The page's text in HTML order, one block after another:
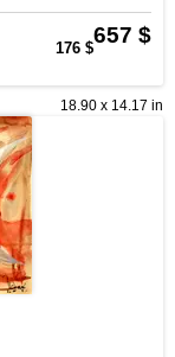
657 $
176 $
18.90 x 14.17 in